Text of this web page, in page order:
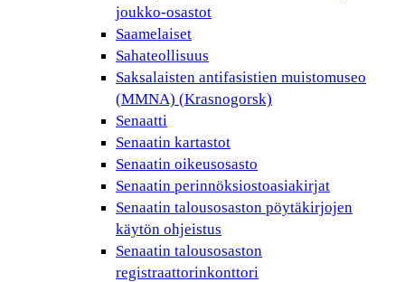
joukko-osastot
Saamelaiset
Sahateollisuus
Saksalaisten antifasistien muistomuseo
(MMNA) (Krasnogorsk)
Senaatti
Senaatin kartastot
Senaatin oikeusosasto
Senaatin perinnöksiostoasiakirjat
Senaatin talousosaston pöytäkirjojen
käytön ohjeistus
Senaatin talousosaston
registraattorinkonttori